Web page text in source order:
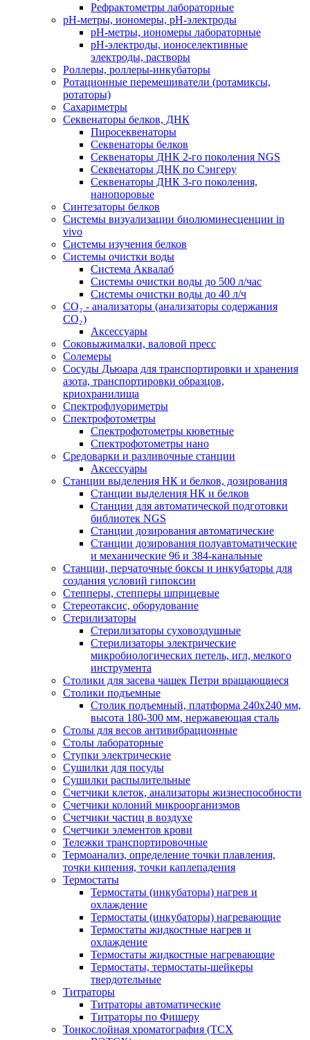
Рефрактометры лабораторные
рН-метры, иономеры, рН-электроды
рН-метры, иономеры лабораторные
рН-электроды, ионоселективные
электроды, растворы
Роллеры, роллеры-инкубаторы
Ротационные перемешиватели (ротамиксы,
ротаторы)
Сахариметры
Секвенаторы белков, ДНК
Пиросеквенаторы
Секвенаторы белков
Секвенаторы ДНК 2-го поколения NGS
Секвенаторы ДНК по Сэнгеру
Секвенаторы ДНК 3-го поколения,
нанопоровые
Синтезаторы белков
Системы визуализации биолюминесценции in
vivo
Системы изучения белков
Системы очистки воды
Система Аквалаб
Системы очистки воды до 500 л/час
Системы очистки воды до 40 л/ч
СО₂ - анализаторы (анализаторы содержания
СО₂)
Аксессуары
Соковыжималки, валовой пресс
Солемеры
Сосуды Дьюара для транспортировки и хранения
азота, транспортировки образцов,
криохранилища
Спектрофлуориметры
Спектрофотометры
Спектрофотометры кюветные
Спектрофотометры нано
Средоварки и разливочные станции
Аксессуары
Станции выделения НК и белков, дозирования
Станции выделения НК и белков
Станции для автоматической подготовки
библиотек NGS
Станции дозирования автоматические
Станции дозирования полуавтоматические
и механические 96 и 384-канальные
Станции, перчаточные боксы и инкубаторы для
создания условий гипоксии
Степперы, степперы шприцевые
Стереотаксис, оборудование
Стерилизаторы
Стерилизаторы суховоздушные
Стерилизаторы электрические
микробиологических петель, игл, мелкого
инструмента
Столики для засева чашек Петри вращающиеся
Столики подъемные
Столик подъемный, платформа 240х240 мм,
высота 180-300 мм, нержавеющая сталь
Столы для весов антивибрационные
Столы лабораторные
Ступки электрические
Сушилки для посуды
Сушилки распылительные
Счетчики клеток, анализаторы жизнеспособности
Счетчики колоний микроорганизмов
Счетчики частиц в воздухе
Счетчики элементов крови
Тележки транспортировочные
Термоанализ, определение точки плавления,
точки кипения, точки каплепадения
Термостаты
Термостаты (инкубаторы) нагрев и
охлаждение
Термостаты (инкубаторы) нагревающие
Термостаты жидкостные нагрев и
охлаждение
Термостаты жидкостные нагревающие
Термостаты, термостаты-шейкеры
твердотельные
Титраторы
Титраторы автоматические
Титраторы по Фишеру
Тонкослойная хроматография (ТСХ